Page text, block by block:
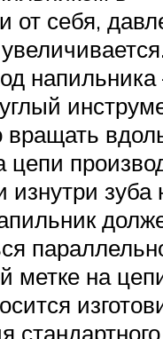
от себя,
напильника
цепи
зуба
метке на